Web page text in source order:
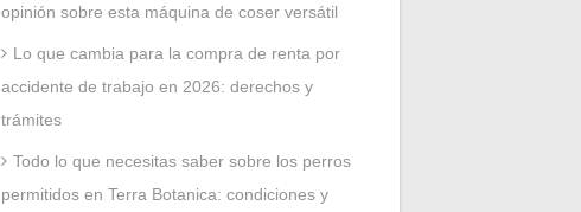
opinión sobre esta máquina de coser versátil
Lo que cambia para la compra de renta por
accidente de trabajo en 2026: derechos y
trámites
Todo lo que necesitas saber sobre los perros
permitidos en Terra Botanica: condiciones y